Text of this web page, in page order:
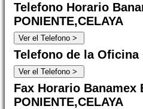
Telefono Horario
PONIENTE,CELAYA
Telefono de la Oficina
Fax Horario Banamex
PONIENTE,CELAYA